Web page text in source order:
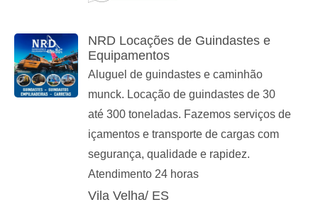
NRD Locações de Guindastes e
Equipamentos
Aluguel de guindastes e caminhão
munck. Locação de guindastes de 30
até 300 toneladas. Fazemos serviços de
içamentos e transporte de cargas com
segurança, qualidade e rapidez.
Atendimento 24 horas
Vila Velha/ ES